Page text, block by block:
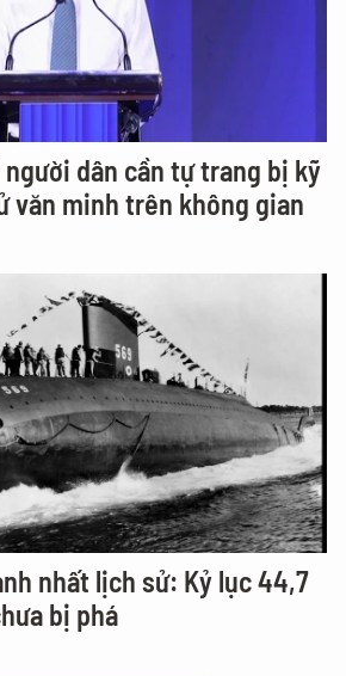
dân cần tự trang bị kỹ
văn minh trên không gian
nhất lịch sử: Kỷ lục 44,7
bị phá